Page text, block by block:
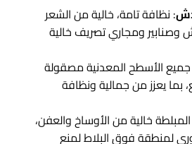
: نظافة تامة، خالية من الشعر
ومجاري تصريف خالية
الأسطح المعدنية مصقولة
بما يعزز من جمالية ونظافة
خالية من الأوساخ والعفن،
لمنطقة فوق البلاط لمنع